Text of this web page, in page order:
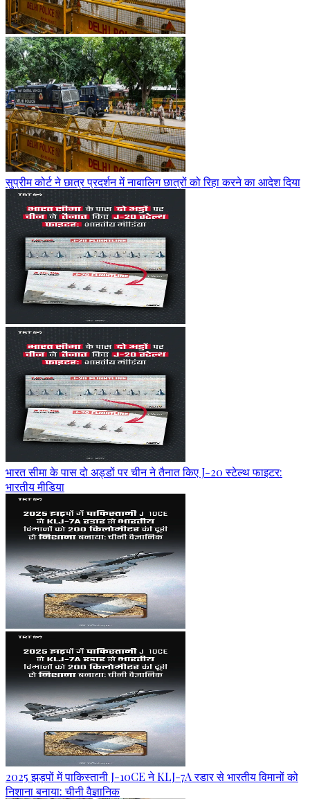
सुप्रीम कोर्ट ने छात्र प्रदर्शन में नाबालिग छात्रों को रिहा करने का आदेश दिया
भारत सीमा के पास दो अड्डों पर चीन ने तैनात किए J-20 स्टेल्थ फाइटर:
भारतीय मीडिया
2025 झड़पों में पाकिस्तानी J-10CE ने KLJ-7A रडार से भारतीय विमानों को
निशाना बनाया: चीनी वैज्ञानिक